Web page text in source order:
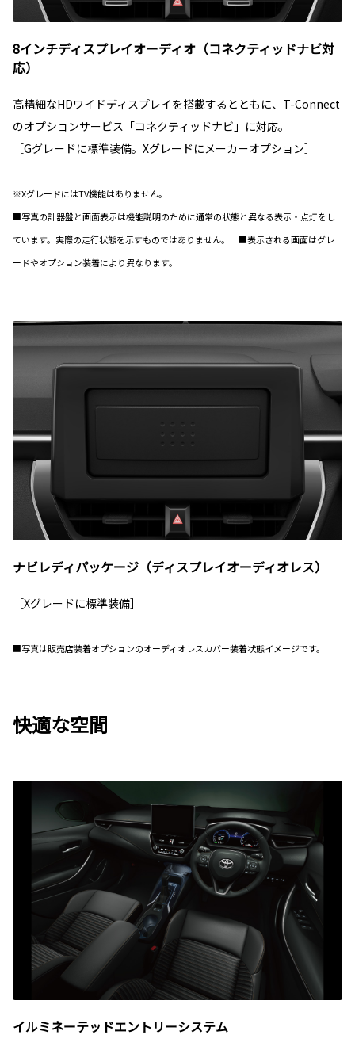
8インチディスプレイオーディオ（コネクティッドナビ対
応）
高精細なHDワイドディスプレイを搭載するとともに、T-Connect
のオプションサービス「コネクティッドナビ」に対応。
［Gグレードに標準装備。Xグレードにメーカーオプション］
※XグレードにはTV機能はありません。
■写真の計器盤と画面表示は機能説明のために通常の状態と異なる表示・点灯をし
ています。実際の走行状態を示すものではありません。 ■表示される画面はグレ
ードやオプション装着により異なります。
ナビレディパッケージ（ディスプレイオーディオレス）
［Xグレードに標準装備］
■写真は販売店装着オプションのオーディオレスカバー装着状態イメージです。
快適な空間
イルミネーテッドエントリーシステム